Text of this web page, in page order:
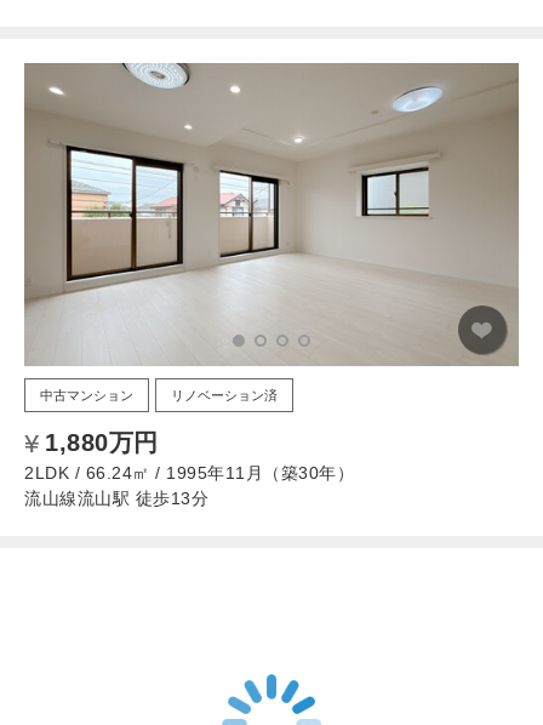
中古マンション リノベーション済
1,880万円
2LDK / 66.24㎡ / 1995年11月（築30年）
流山線流山駅 徒歩13分